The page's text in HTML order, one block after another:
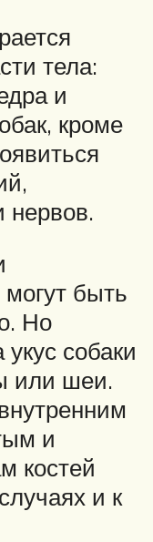
тела:
и
кроме
нервов.
могут быть
Но
собаки
или шеи.
и
костей
и к